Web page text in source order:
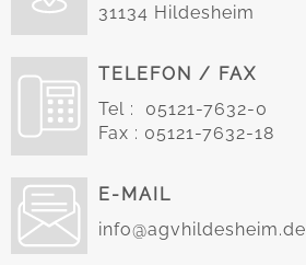
31134 Hildesheim
TELEFON / FAX
Tel : 05121-7632-0
Fax : 05121-7632-18
E-MAIL
info@agvhildesheim.de